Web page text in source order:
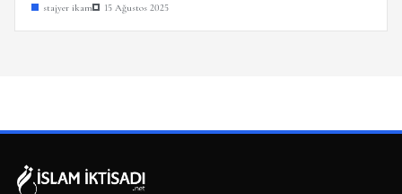
stajyer ikam 15 Ağustos 2025